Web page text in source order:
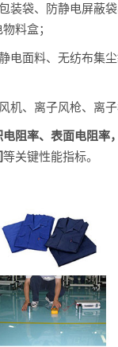
装袋、防静电屏蔽袋
料盒；
电面料、无纺布集
机、离子风枪、离子
电阻率、表面电阻率
等关键性能指标。